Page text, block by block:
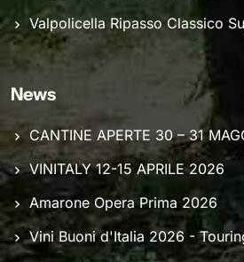
Valpolicella Ripasso Classico
News
CANTINE APERTE 30 – 31
VINITALY 12-15 APRILE 2026
Amarone Opera Prima 2026
Vini Buoni d'Italia 2026 -